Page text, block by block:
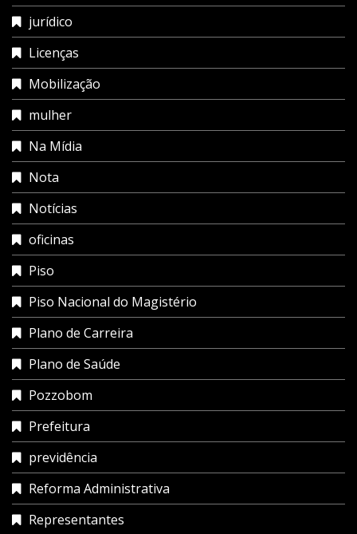
jurídico
Licenças
Mobilização
mulher
Na Mídia
Nota
Notícias
oficinas
Piso
Piso Nacional do Magistério
Plano de Carreira
Plano de Saúde
Pozzobom
Prefeitura
previdência
Reforma Administrativa
Representantes